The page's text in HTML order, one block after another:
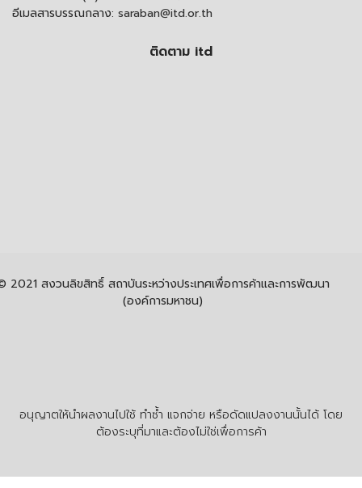
อีเมลสารบรรณกลาง: saraban@itd.or.th
ติดตาม itd
อนุญาตให้นำผลงานไปใช้ ทำซ้ำ แจกจ่าย หรือดัดแปลงงานนั้นได้ โดย
ต้องระบุที่มาและต้องไม่ใช่เพื่อการค้า
2021 สงวนลิขสิทธิ์ สถาบันระหว่างประเทศเพื่อการค้าและการพัฒนา
(องค์การมหาชน)